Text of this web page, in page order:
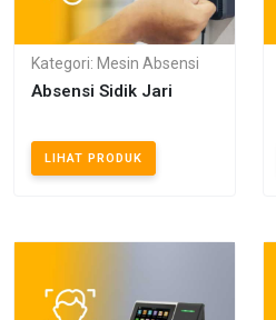
Kategori: Mesin Absensi
Absensi Sidik Jari
LIHAT PRODUK